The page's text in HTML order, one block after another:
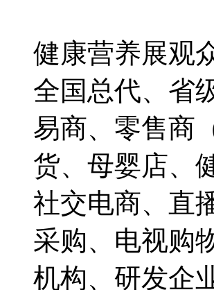
健康营养展观
全国总代、省
易商、零售商
货、母婴店、
社交电商、直
采购、电视购
机构、研发企